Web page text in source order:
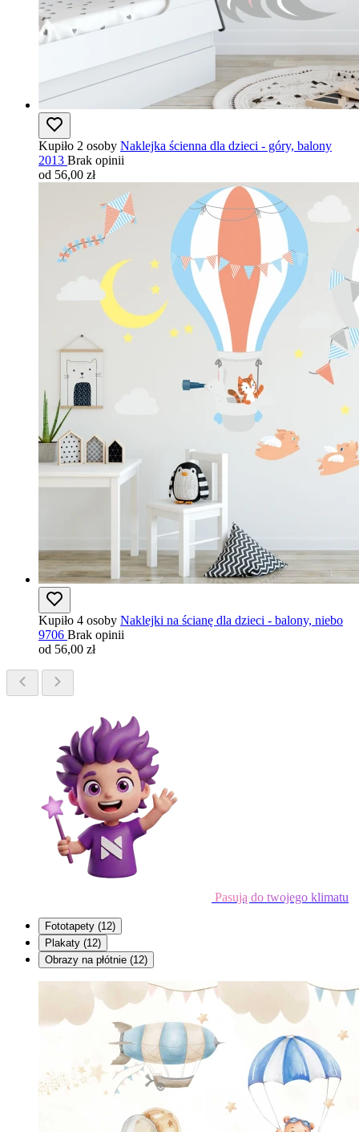
Kupiło 2 osoby Naklejka ścienna dla dzieci - góry, balony
2013 Brak opinii
od 56,00 zł
Kupiło 4 osoby Naklejki na ścianę dla dzieci - balony, niebo
9706 Brak opinii
od 56,00 zł
Pasują do twojego klimatu
Fototapety (12)
Plakaty (12)
Obrazy na płótnie (12)